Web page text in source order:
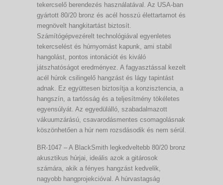
tekercselő berendezés használatával. Az USA-ban
gyártott 80/20 bronz és acél hosszú élettartamot és
megnövelt hangkitartást biztosít.
Számítógépvezérelt technológiával egyenletes
tekercselést és húrnyomást kapunk, ami stabil
hangolást, pontos intonációt és kiváló
játszhatóságot eredményez. A fagyasztással kezelt
acél húrok csilingelő hangzást és lágy tapintást
adnak. Ez együttesen biztosítja a konzisztencia, a
hangszín, a tartósság és a teljesítmény tökéletes
egyensúlyát. Az egyedülálló, szabadalmazott
vákuumzárású, csavarodásmentes csomagolásnak
köszönhetően a húr nem rozsdásodik és nem sérül.
BR-1047 – A BlackSmith legkedveltebb 80/20 bronz
akusztikus húrjai, ideális azok a gitárosok
számára, akik a fényes hangzást kedvelik,
nagyobb hangprojekcióval. A húrvastagság